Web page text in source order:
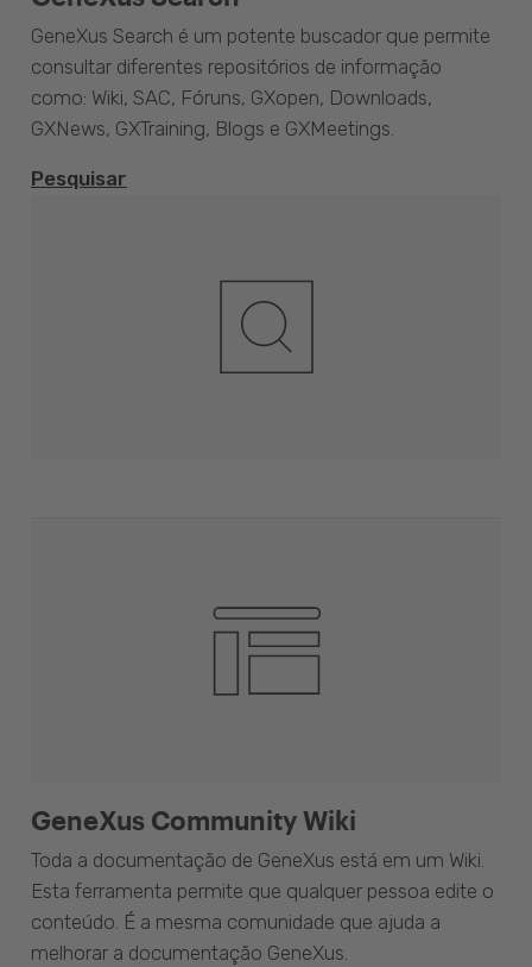
GeneXus Community Wiki
Toda a documentação de GeneXus está em um Wiki.
Esta ferramenta permite que qualquer pessoa edite o
conteúdo. É a mesma comunidade que ajuda a
melhorar a documentação GeneXus.
GeneXus Search é um potente buscador que permite
consultar diferentes repositórios de informação
como: Wiki, SAC, Fóruns, GXopen, Downloads,
GXNews, GXTraining, Blogs e GXMeetings.
Pesquisar